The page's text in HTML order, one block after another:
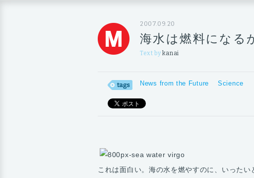
2007.09.20
海水は燃料になる
Text by kanai
News from the Future Science
これは面白い。海の水を燃やすのに、いった